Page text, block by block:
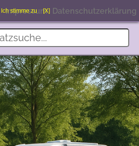
Impressum Datenschutzerklärung
Ich stimme zu [X]